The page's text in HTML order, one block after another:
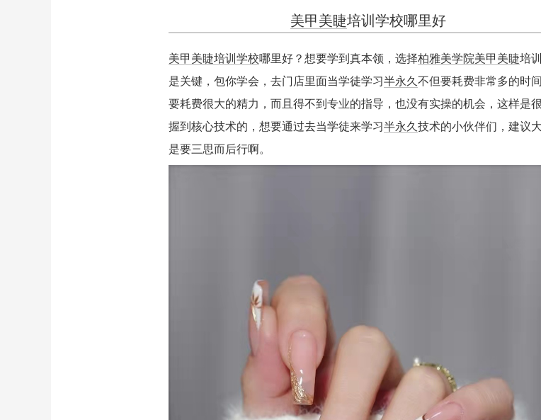
美甲美睫培训学校哪里好
美甲美睫培训学校哪里好？想要学到真本领，选择柏雅美学院美甲美睫培
是关键，包你学会，去门店里面当学徒学习半永久 不但要耗费非常多的时
要耗费很大的精力，而且得不到专业的指导，也没有实操的机会，这样是
握到核心技术的，想要通过去当学徒来学习半永久 技术的小伙伴们，建议
是要三思而后行啊。